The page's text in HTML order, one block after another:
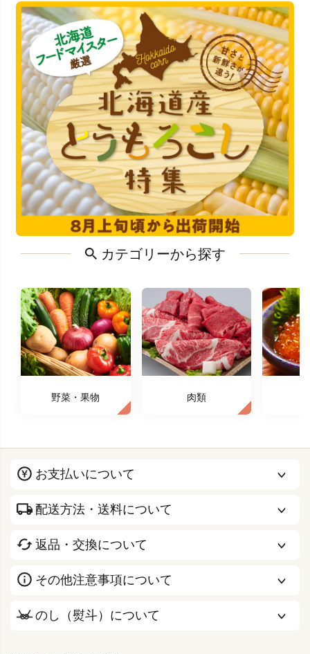
カテゴリーから探す
野菜・果物 肉類
お支払いについて
配送方法・送料について
返品・交換について
その他注意事項について
のし（熨斗）について